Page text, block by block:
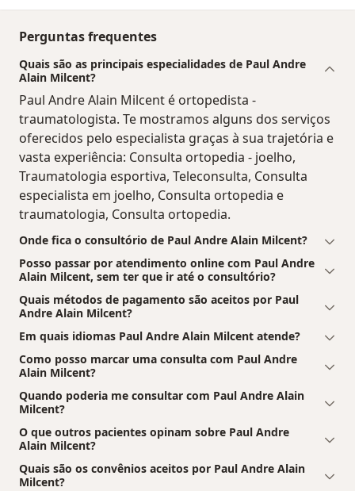
Perguntas frequentes
Quais são as principais especialidades de Paul Andre
Alain Milcent?
Paul Andre Alain Milcent é ortopedista -
traumatologista. Te mostramos alguns dos serviços
oferecidos pelo especialista graças à sua trajetória e
vasta experiência: Consulta ortopedia - joelho,
Traumatologia esportiva, Teleconsulta, Consulta
especialista em joelho, Consulta ortopedia e
traumatologia, Consulta ortopedia.
Onde fica o consultório de Paul Andre Alain Milcent?
Posso passar por atendimento online com Paul Andre
Alain Milcent, sem ter que ir até o consultório?
Quais métodos de pagamento são aceitos por Paul
Andre Alain Milcent?
Em quais idiomas Paul Andre Alain Milcent atende?
Como posso marcar uma consulta com Paul Andre
Alain Milcent?
Quando poderia me consultar com Paul Andre Alain
Milcent?
O que outros pacientes opinam sobre Paul Andre
Alain Milcent?
Quais são os convênios aceitos por Paul Andre Alain
Milcent?